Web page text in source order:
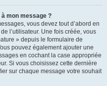
mon message ?
vous devez tout d’abord en
l’utilisateur. Une fois créée, vous
» depuis le formulaire de
pouvez également ajouter une
en cochant la case appropriée
Si vous choisissez cette dernière
sur chaque message votre souhait